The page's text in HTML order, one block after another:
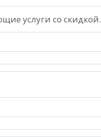
услуги со скидкой.